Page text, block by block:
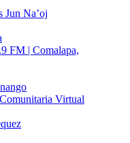
Jun Na’oj
FM | Comalapa,
Virtual